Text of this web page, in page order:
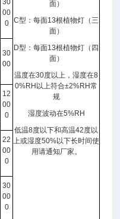
面）
C型：每面13根植物灯（三
面）
D型：每面13根植物灯（四
面）
温度在30度以上，湿度在8
0%RH 以上符合±2%RH常
规
湿度波动在5%RH
低温8度以下和高温42度以
上或湿度50%以下长时间使
用请通知厂家。
30
00
0
30
00
12
00
0
22
00
0
30
00
0